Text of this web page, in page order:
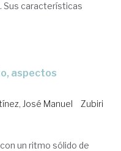
Sus características
José Manuel
Zubiri
un ritmo sólido de